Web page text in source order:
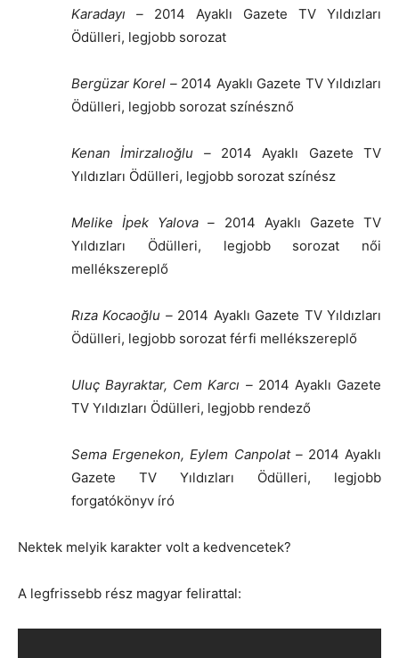
Karadayı – 2014 Ayaklı Gazete TV Yıldızları
Ödülleri, legjobb sorozat
Bergüzar Korel – 2014 Ayaklı Gazete TV Yıldızları
Ödülleri, legjobb sorozat színésznő
Kenan İmirzalıoğlu – 2014 Ayaklı Gazete TV
Yıldızları Ödülleri, legjobb sorozat színész
Melike İpek Yalova – 2014 Ayaklı Gazete TV
Yıldızları Ödülleri, legjobb sorozat női
mellékszereplő
Rıza Kocaoğlu – 2014 Ayaklı Gazete TV Yıldızları
Ödülleri, legjobb sorozat férfi mellékszereplő
Uluç Bayraktar, Cem Karcı – 2014 Ayaklı Gazete
TV Yıldızları Ödülleri, legjobb rendező
Sema Ergenekon,Eylem Canpolat– 2014 Ayaklı
Gazete TV Yıldızları Ödülleri, legjobb
forgatókönyv író
Nektek melyik karakter volt a kedvencetek?
A legfrissebb rész magyar felirattal: